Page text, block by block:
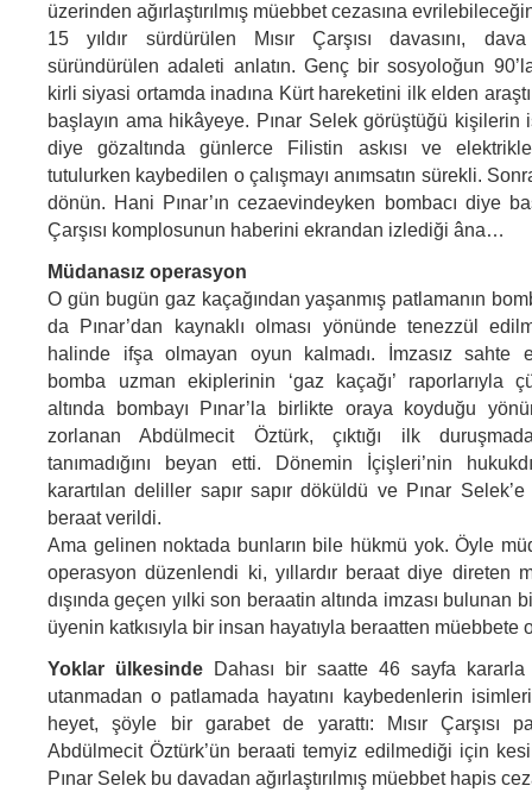
üzerinden ağırlaştırılmış müebbet cezasına
15 yıldır sürdürülen
MısırÇarşısı davasını,
süründürülen adaleti anlatın. Genç bir sosyoloğun
kirli siyasi ortamda inadına Kürt hareketini ilk elden
başlayın ama hikâyeye. Pınar Selek görüştüğü kişilerin
diye gözaltında günlerce Filistin askısı ve
tutulurken kaybedilen o çalışmayı anımsatın sürekli.
dönün. Hani Pınar’ın cezaevindeyken bombacı diye
Çarşısı komplosunun haberini ekrandan izlediği âna…
Müdanasız operasyon
O gün bugün gaz kaçağından yaşanmış patlamanın
da Pınar’dan kaynaklı olması yönünde tenezzül
halinde ifşa olmayan oyun kalmadı. İmzasız sahte
bomba uzman ekiplerinin ‘gaz kaçağı’ raporlarıyla
altında bombayı Pınar’la birlikte oraya koyduğu
zorlanan Abdülmecit Öztürk, çıktığı ilk
tanımadığını beyan etti. Dönemin İçişleri’nin
karartılan deliller sapır sapır döküldü ve Pınar
beraat verildi.
Ama gelinen noktada bunların bile hükmü yok. Öyle
operasyon düzenlendi ki, yıllardır beraat diye direten
dışında geçen yılki son beraatin altında imzası bulunan
üyenin katkısıyla bir insan hayatıyla beraatten müebbete
Yoklar ülkesinde
Dahası bir saatte 46 sayfa kararla
utanmadan o patlamada hayatını kaybedenlerin
heyet, şöyle bir garabet de yarattı: Mısır Çarşısı
Abdülmecit Öztürk’ün beraati temyiz edilmediği için
Pınar Selek bu davadan ağırlaştırılmış müebbet hapis